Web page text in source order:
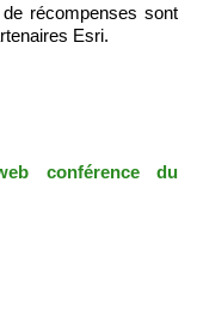
récompenses sont
Esri.
conférence du